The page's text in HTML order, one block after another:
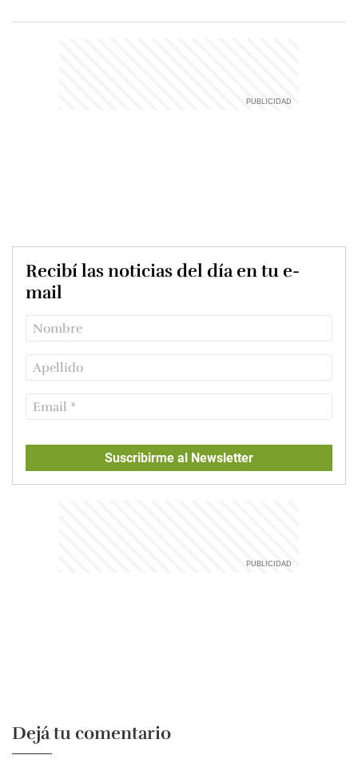
Recibí las noticias del día en tu e-
mail
Suscribirme al Newsletter
Dejá tu comentario